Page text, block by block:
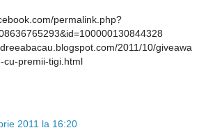
permalink.php?
2011/10/giveawa
cu-premii-tigi.html
2011 la 16:20